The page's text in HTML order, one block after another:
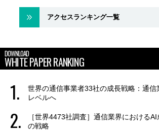
アクセスランキング一覧
DOWNLOAD
WHITE PAPER RANKING
世界の通信事業者33社の成長戦略：通信
レベルへ
［世界4473社調査］通信業界における
の戦略